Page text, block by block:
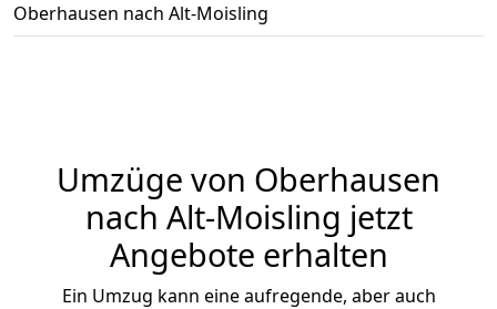
Oberhausen nach Alt-Moisling
Umzüge von Oberhausen
nach Alt-Moisling jetzt
Angebote erhalten
Ein Umzug kann eine aufregende, aber auch